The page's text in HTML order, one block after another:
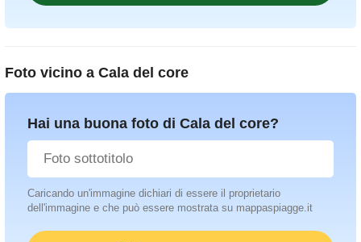
Foto vicino a Cala del core
Hai una buona foto di Cala del core?
Caricando un'immagine dichiari di essere il proprietario
dell'immagine e che può essere mostrata su mappaspiagge.it